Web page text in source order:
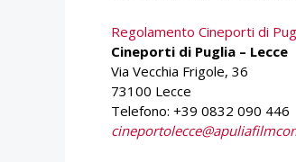
Regolamento Cineporti di
Cineporti di Puglia – Lecce
Via Vecchia Frigole, 36
73100 Lecce
Telefono: +39 0832 090 446